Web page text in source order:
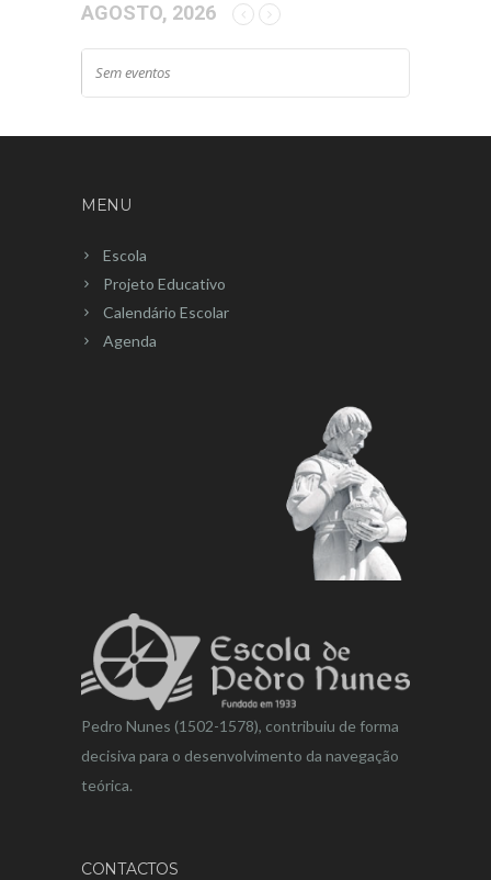
AGOSTO, 2026
Sem eventos
MENU
Escola
Projeto Educativo
Calendário Escolar
Agenda
Pedro Nunes (1502-1578), contribuiu de forma
decisiva para o desenvolvimento da navegação
teórica.
CONTACTOS